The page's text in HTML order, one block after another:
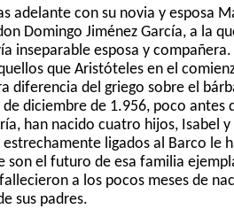
adelante con su novia y esposa
Domingo Jiménez García, a la
inseparable esposa y compañera.
que Aristóteles en el
diferencia del griego sobre el
diciembre de 1.956, poco antes
han nacido cuatro hijos, Isabel y
estrechamente ligados al Barco le
son el futuro de esa familia
a los pocos meses de
sus padres.